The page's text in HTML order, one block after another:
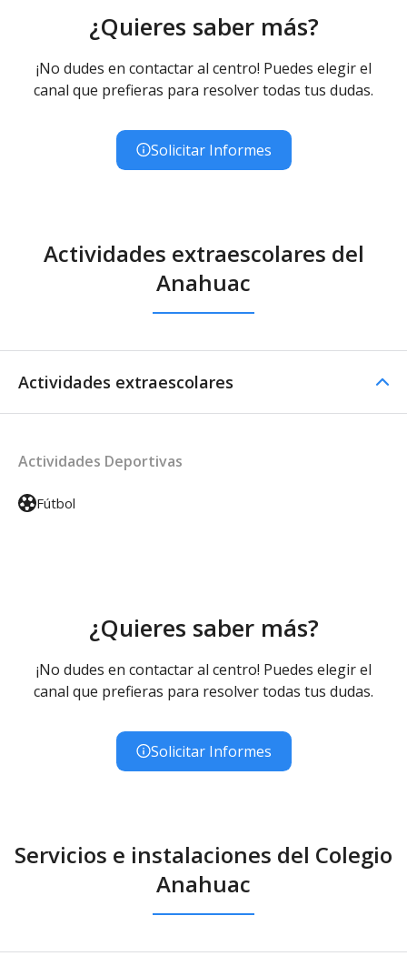
¿Quieres saber más?
¡No dudes en contactar al centro! Puedes elegir el
canal que prefieras para resolver todas tus dudas.
Solicitar Informes
Actividades extraescolares del
Anahuac
Actividades extraescolares
Actividades Deportivas
Fútbol
¿Quieres saber más?
¡No dudes en contactar al centro! Puedes elegir el
canal que prefieras para resolver todas tus dudas.
Solicitar Informes
Servicios e instalaciones del Colegio
Anahuac